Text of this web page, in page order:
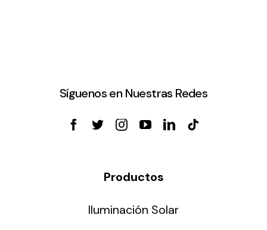
Síguenos en Nuestras Redes
Productos
Iluminación Solar